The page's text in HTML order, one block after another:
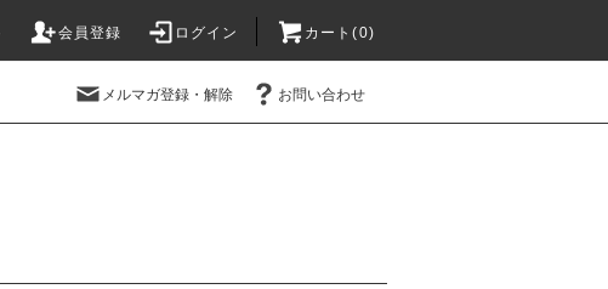
会員登録 ログイン カート(0)
メルマガ登録・解除 お問い合わせ